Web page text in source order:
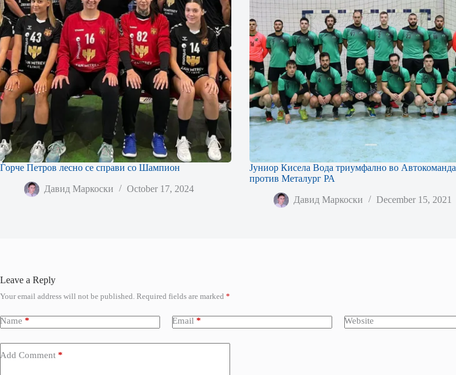
Ѓорче Петров лесно се справи со Шампион
Давид Маркоски October 17, 2024
Јуниор Кисела Вода триумфално во Автокоманда
против Металург РА
Давид Маркоски December 15, 2021
Leave a Reply
Your email address will not be published. Required fields are marked *
Name * Email * Website
Add Comment *